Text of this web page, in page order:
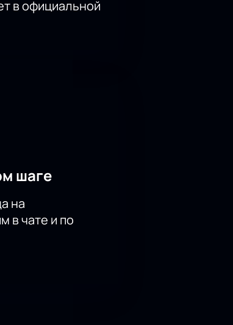
в официальной
шаге
на
в чате и по